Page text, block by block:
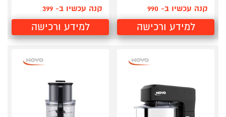
קנה עכשיו ב- 990
למידע ורכישה
קנה עכשיו ב- 399
למידע ורכישה